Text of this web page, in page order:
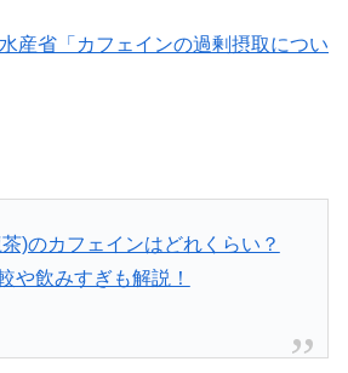
産省「カフェインの過剰摂取につい
)のカフェインはどれくらい？
や飲みすぎも解説！